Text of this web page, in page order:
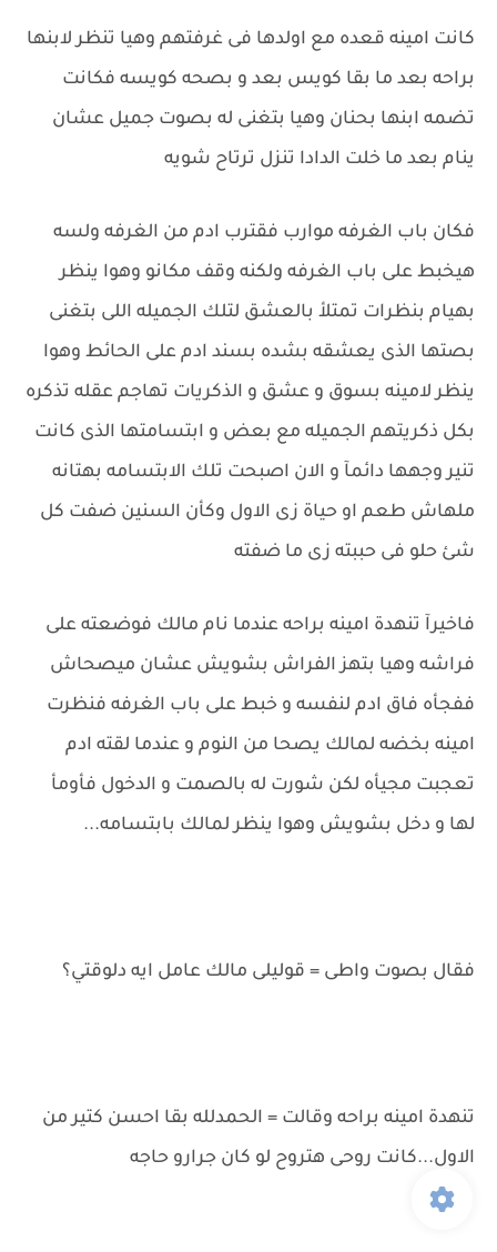
كانت امينه قعده مع اولدها فى غرفتهم وهيا تنظر لابنها
براحه بعد ما بقا كويس بعد و بصحه كويسه فكانت
تضمه ابنها بحنان وهيا بتغنى له بصوت جميل عشان
ينام بعد ما خلت الدادا تنزل ترتاح شويه
فكان باب الغرفه موارب فقترب ادم من الغرفه ولسه
هيخبط على باب الغرفه ولكنه وقف مكانو وهوا ينظر
بهيام بنظرات تمتلأ بالعشق لتلك الجميله اللى بتغنى
بصتها الذى يعشقه بشده بسند ادم على الحائط وهوا
ينظر لامينه بسوق و عشق و الذكريات تهاجم عقله تذكره
بكل ذكريتهم الجميله مع بعض و ابتسامتها الذى كانت
تنير وجهها دائمآ و الان اصبحت تلك الابتسامه بهتانه
ملهاش طعم او حياة زى الاول وكأن السنين ضفت كل
شئ حلو فى حببته زى ما ضفته
فاخيرآ تنهدة امينه براحه عندما نام مالك فوضعته على
فراشه وهيا بتهز الفراش بشويش عشان ميصحاش
ففجأه فاق ادم لنفسه و خبط على باب الغرفه فنظرت
امينه بخضه لمالك يصحا من النوم و عندما لقته ادم
تعجبت مجيأه لكن شورت له بالصمت و الدخول فأومأ
لها و دخل بشويش وهوا ينظر لمالك بابتسامه...
فقال بصوت واطى = قوليلى مالك عامل ايه دلوقتي؟
تنهدة امينه براحه وقالت = الحمدلله بقا احسن كتير من
الاول...كانت روحى هتروح لو كان جرارو حاجه